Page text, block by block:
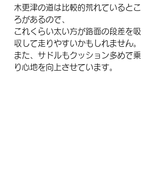
木更津の道は比較的荒れているとこ
ろがあるので、
これくらい太い方が路面の段差を吸
収して走りやすいかもしれません。
また、サドルもクッション多めで乗
り心地を向上させています。